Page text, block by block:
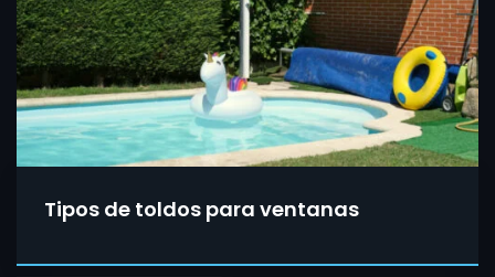
Tipos de toldos para ventanas